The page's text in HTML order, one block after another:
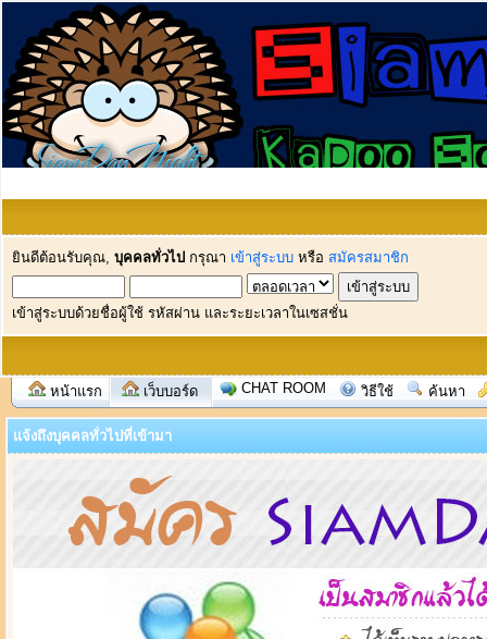
ยินดีต้อนรับคุณ, บุคคลทั่วไป กรุณา เข้าสู่ระบบ หรือ สมัครสมาชิก
เข้าสู่ระบบด้วยชื่อผู้ใช้ รหัสผ่าน และระยะเวลาในเซสชั่น
หน้าแรก เว็บบอร์ด CHAT ROOM วิธีใช้ ค้นหา
แจ้งถึงบุคคลทั่วไปที่เข้ามา